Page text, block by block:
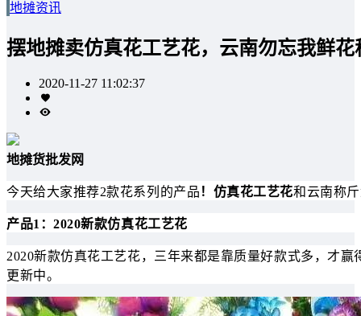
地摊资讯
摆地摊卖仿真花工艺花，云南勿忘我鲜
2020-11-27 11:02:37
地摊货批发网
今天给大家推荐2款花系列的产品 ！ 仿真花工艺花和云南称
产品1：2020新款仿真花工艺花
2020新款仿真花工艺花，三年来都是靠质量好款式多，才
更新中。